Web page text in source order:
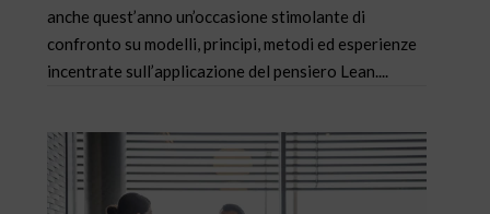
anche quest’anno un’occasione stimolante di
confronto su modelli, principi, metodi ed esperienze
incentrate sull’applicazione del pensiero Lean....